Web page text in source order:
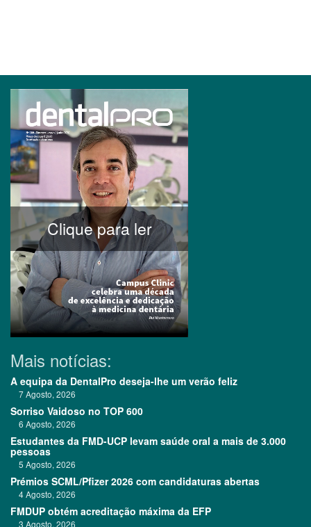
Clique para ler
Mais notícias:
A equipa da DentalPro deseja-lhe um verão feliz
7 Agosto, 2026
Sorriso Vaidoso no TOP 600
6 Agosto, 2026
Estudantes da FMD-UCP levam saúde oral a mais de 3.000
pessoas
5 Agosto, 2026
Prémios SCML/Pfizer 2026 com candidaturas abertas
4 Agosto, 2026
FMDUP obtém acreditação máxima da EFP
3 Agosto, 2026